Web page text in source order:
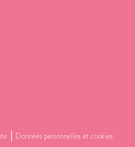
Données personnelles et cookies